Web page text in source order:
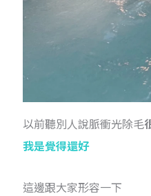
以前聽別人說脈衝光除毛
我是覺得還好
這邊跟大家形容一下